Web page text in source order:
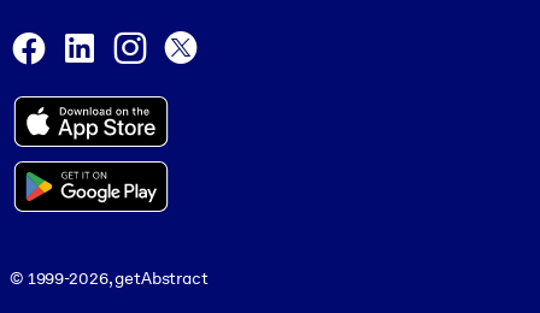
Facebook
LinkedInInstagram
© 1999-2026, getAbstract